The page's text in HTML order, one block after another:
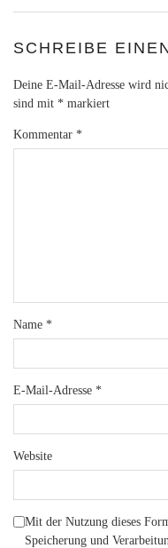
SCHREIBE
Deine E-Mail-Adresse wird
sind mit * markiert
Kommentar *
Name *
E-Mail-Adresse *
Website
Mit der Nutzung dieses
Speicherung und